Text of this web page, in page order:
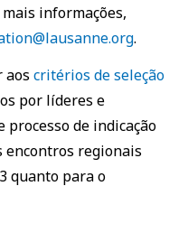
informações,
.
aos critérios de seleção
por líderes e
processo de indicação
encontros regionais
quanto para o